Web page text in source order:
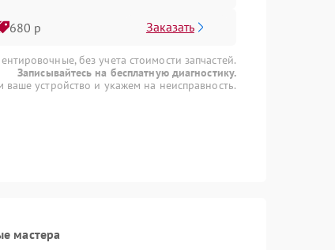
680 р Заказать
без учета стоимости запчастей.
Записывайтесь на бесплатную диагностику.
устройство и укажем на неисправность.
мастера